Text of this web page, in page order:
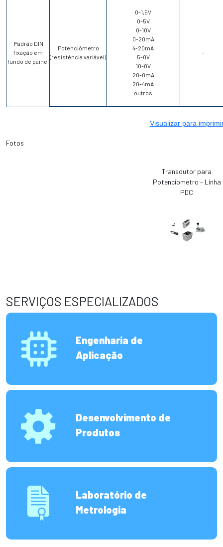
Padrão DIN
fixação em
fundo de painel
Potenciômetro
(resistência variável)
0-1,5V
0-5V
0-10V
0-20mA
4-20mA
5-0V
10-0V
20-0mA
20-4mA
outros
-
Visualizar para
Fotos
Transdutor para
Potenciometro - Linha
PDC
SERVIÇOS ESPECIALIZADOS
Engenharia de
Aplicação
Desenvolvimento de
Produtos
Laboratório de
Metrologia